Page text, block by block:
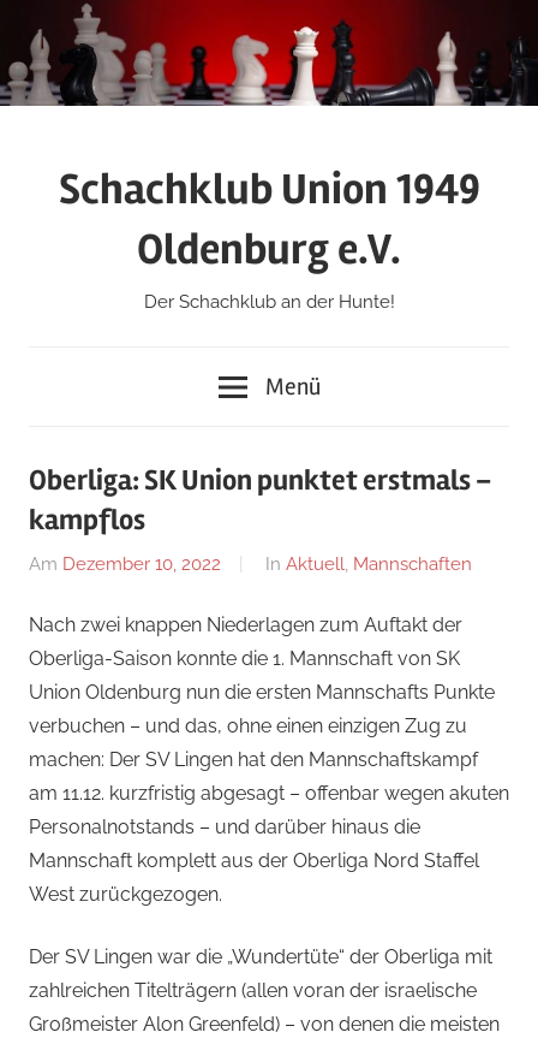
Inhalt
springen
Schachklub Union 1949
Oldenburg e.V.
Der Schachklub an der Hunte!
Menü
Oberliga: SK Union punktet erstmals –
kampflos
Am Dezember 10, 2022
Von
In Aktuell, Mannschaften
Nach zwei knappen Niederlagen zum Auftakt der
Oberliga-Saison konnte die 1. Mannschaft von SK
Union Oldenburg nun die ersten Mannschafts Punkte
verbuchen – und das, ohne einen einzigen Zug zu
machen: Der SV Lingen hat den Mannschaftskampf
am 11.12. kurzfristig abgesagt – offenbar wegen akuten
Personalnotstands – und darüber hinaus die
Mannschaft komplett aus der Oberliga Nord Staffel
West zurückgezogen.
Der SV Lingen war die „Wundertüte“ der Oberliga mit
zahlreichen Titelträgern (allen voran der israelische
Großmeister Alon Greenfeld) – von denen die meisten